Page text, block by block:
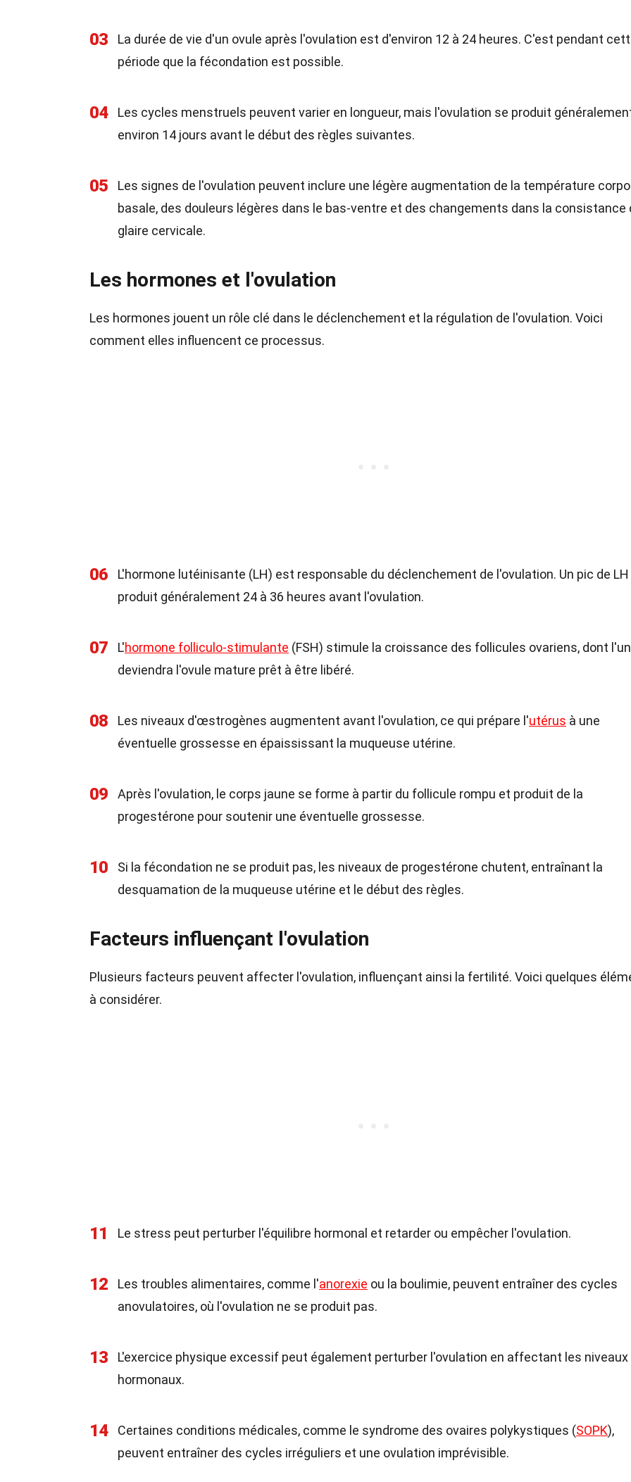
03
La durée de vie d'un ovule après l'ovulation est d'environ 12 à 24 heures. C'est pendant
période que la fécondation est possible.
04
Les cycles menstruels peuvent varier en longueur, mais l'ovulation se produit
environ 14 jours avant le début des règles suivantes.
05
Les signes de l'ovulation peuvent inclure une légère augmentation de la température
basale, des douleurs légères dans le bas-ventre et des changements dans la consistance
glaire cervicale.
Les hormones et l'ovulation
Les hormones jouent un rôle clé dans le déclenchement et la régulation de l'ovulation. Voici
comment elles influencent ce processus.
06
L'hormone lutéinisante (LH) est responsable du déclenchement de l'ovulation. Un pic de
produit généralement 24 à 36 heures avant l'ovulation.
07 L'hormone folliculo-stimulante (FSH) stimule la croissance des follicules ovariens, dont l'un
deviendra l'ovule mature prêt à être libéré.
08 Les niveaux d'œstrogènes augmentent avant l'ovulation, ce qui prépare l'utérus à une
éventuelle grossesse en épaississant la muqueuse utérine.
09
Après l'ovulation, le corps jaune se forme à partir du follicule rompu et produit de la
progestérone pour soutenir une éventuelle grossesse.
10
Si la fécondation ne se produit pas, les niveaux de progestérone chutent, entraînant la
desquamation de la muqueuse utérine et le début des règles.
Facteurs influençant l'ovulation
Plusieurs facteurs peuvent affecter l'ovulation, influençant ainsi la fertilité. Voici quelques
à considérer.
11 Le stress peut perturber l'équilibre hormonal et retarder ou empêcher l'ovulation.
12 Les troubles alimentaires, comme l'anorexie ou la boulimie, peuvent entraîner des cycles
anovulatoires, où l'ovulation ne se produit pas.
13
L'exercice physique excessif peut également perturber l'ovulation en affectant les niveaux
hormonaux.
14 Certaines conditions médicales, comme le syndrome des ovaires polykystiques (SOPK),
peuvent entraîner des cycles irréguliers et une ovulation imprévisible.